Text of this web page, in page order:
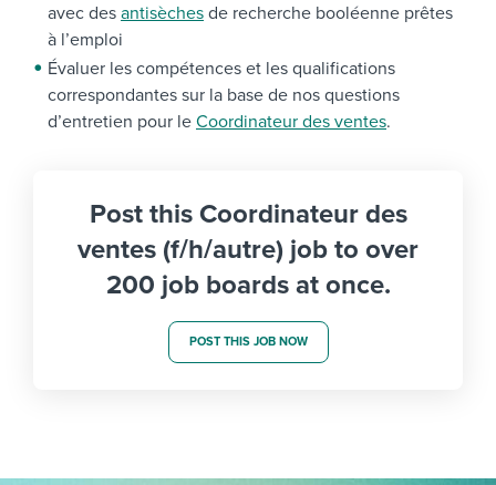
avec des antisèches de recherche booléenne prêtes
à l’emploi
Évaluer les compétences et les qualifications
correspondantes sur la base de nos questions
d’entretien pour le Coordinateur des ventes.
Post this Coordinateur des
ventes (f/h/autre) job to over
200 job boards at once.
POST THIS JOB NOW